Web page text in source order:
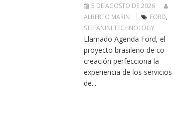
5 DE AGOSTO DE 2026
ALBERTO MARIN
FORD,
STEFANINI TECHNOLOGY
Llamado Agenda Ford, el
proyecto brasileño de co
creación perfecciona la
experiencia de los servicios
de...